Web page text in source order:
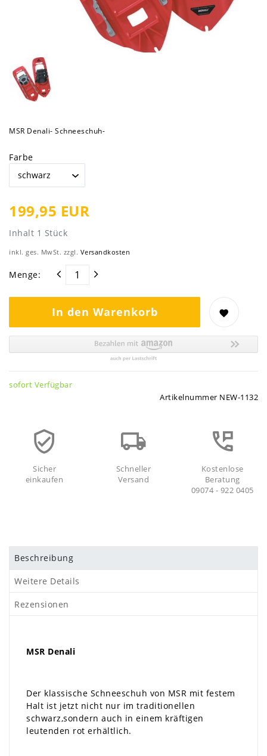
MSR Denali- Schneeschuh-
Farbe
199,95 EUR
Inhalt 1 Stück
inkl. ges. MwSt. zzgl. Versandkosten
Menge:
In den Warenkorb
sofort Verfügbar
Artikelnummer NEW-1132
Sicher
einkaufen
Schneller
Versand
Kostenlose
Beratung
09074 - 922 0405
Beschreibung
Weitere Details
Rezensionen
MSR Denali
Der klassische Schneeschuh von MSR mit festem
Halt ist jetzt nicht nur im traditionellen
schwarz,sondern auch in einem kräftigen
leutenden rot erhältlich.